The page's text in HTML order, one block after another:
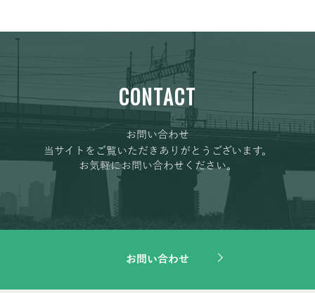
CONTACT
お問い合わせ
当サイトをご覧いただきありがとうございます。
お気軽にお問い合わせください。
お問い合わせ